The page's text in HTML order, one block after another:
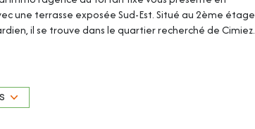
une terrasse exposée Sud-Est. Situé au 2ème étage
il se trouve dans le quartier recherché de Cimiez.